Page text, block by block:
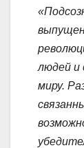
людей и
миру.